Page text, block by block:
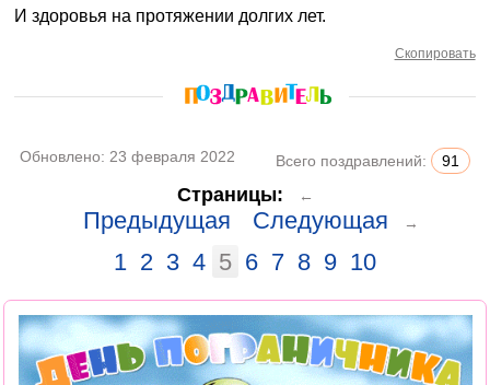
И здоровья на протяжении долгих лет.
Скопировать
Обновлено: 23 февраля 2022 Всего поздравлений: 91
Страницы: ←
Предыдущая Следующая →
1 2 3 4 5 6 7 8 9 10